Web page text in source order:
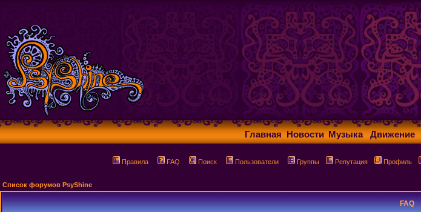
Главная Новости Музыка Движение
Правила FAQ Поиск Пользователи Группы Репутация Профиль
Список форумов PsyShine
FAQ